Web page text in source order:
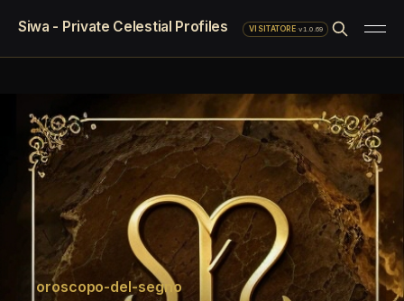
Siwa - Private Celestial Profiles VISITATORE·v1.0.69
oroscopo-del-segno